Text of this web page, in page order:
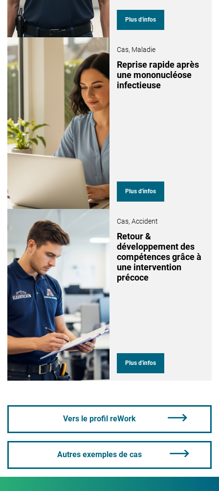
Plus d'infos
Cas, Maladie
Reprise rapide après
une mononucléose
infectieuse
Plus d'infos
Cas, Accident
Retour &
développement des
compétences grâce à
une intervention
précoce
Plus d'infos
Vers le profil reWork
Autres exemples de cas